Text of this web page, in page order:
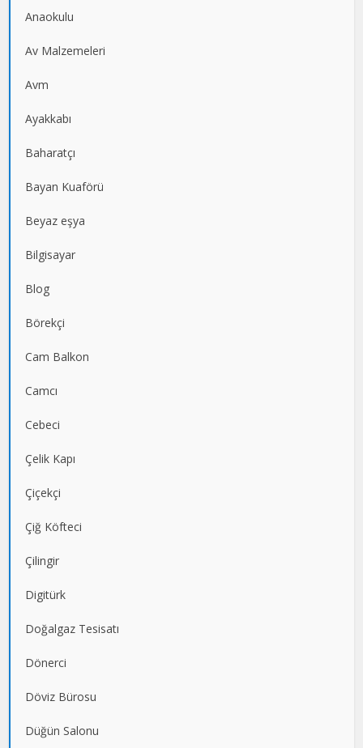
Anaokulu
Av Malzemeleri
Avm
Ayakkabı
Baharatçı
Bayan Kuaförü
Beyaz eşya
Bilgisayar
Blog
Börekçi
Cam Balkon
Camcı
Cebeci
Çelik Kapı
Çiçekçi
Çiğ Köfteci
Çilingir
Digitürk
Doğalgaz Tesisatı
Dönerci
Döviz Bürosu
Düğün Salonu